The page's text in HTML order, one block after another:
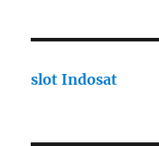
slot Indosat